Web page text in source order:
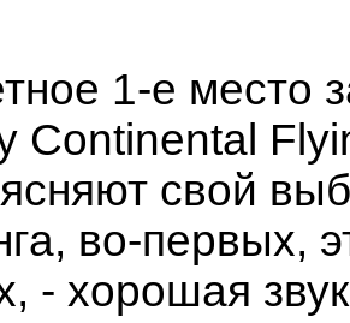
1-е место
Continental
свой
во-первых,
- хорошая